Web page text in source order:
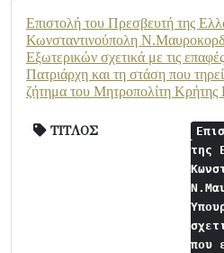
Επιστολή του Πρεσβευτή της
Κωνσταντινούπολη
Εξωτερικών σχετικά με τις
Πατριάρχη και τη στάση που
ζήτημα του Μητροπολίτη Κρήτης
ΤΙΤΛΟΣ
της
που